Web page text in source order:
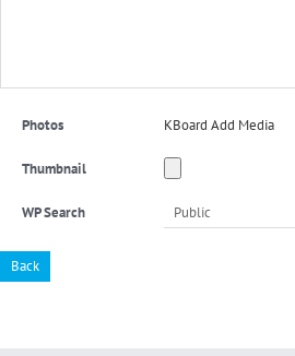
Photos KBoard Add Media
Thumbnail
WP Search
Back